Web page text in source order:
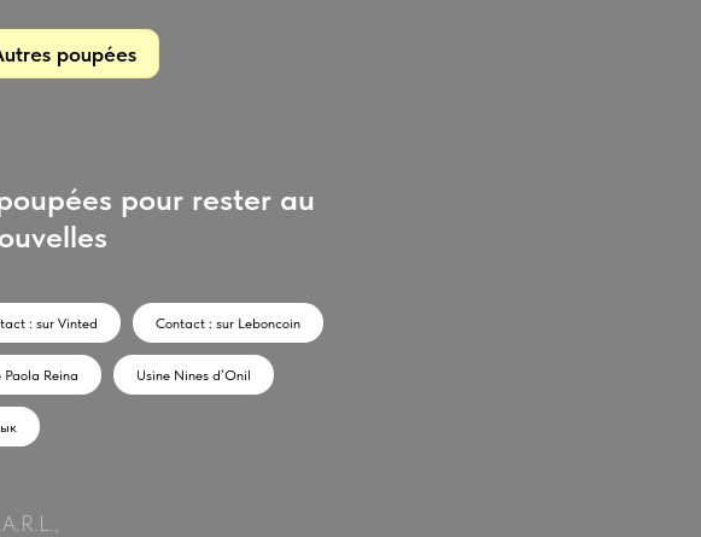
poupées
pour rester au
: sur Vinted Contact : sur Leboncoin
Paola Reina Usine Nines d’Onil